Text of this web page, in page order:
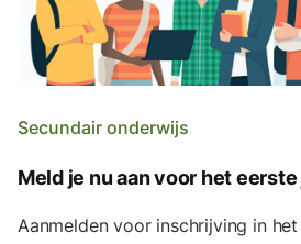
Secundair onderwijs
Meld je nu aan voor het eerste
Aanmelden voor inschrijving in